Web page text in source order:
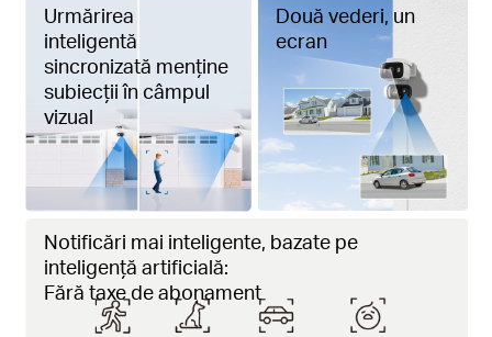
Notificări mai inteligente, bazate pe
inteligență artificială:
Fără taxe de abonament
Urmărirea
inteligentă
sincronizată menține
subiecții în câmpul
vizual
Două vederi, un
ecran